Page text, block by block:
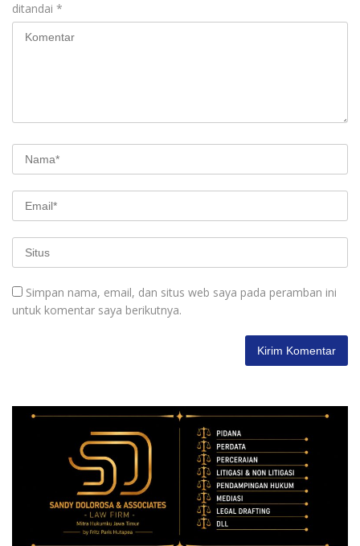
ditandai *
Simpan nama, email, dan situs web saya pada peramban ini
untuk komentar saya berikutnya.